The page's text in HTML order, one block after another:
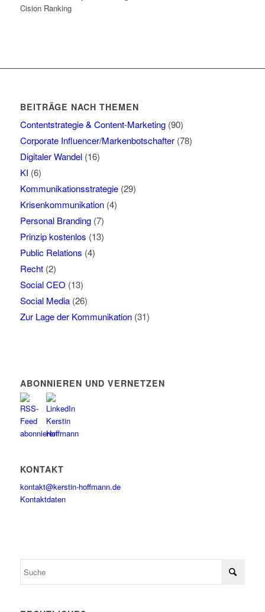
Cision Ranking
BEITRÄGE NACH THEMEN
Contentstrategie & Content-Marketing(90)
Corporate Influencer/Markenbotschafter(78)
Digitaler Wandel(16)
KI (6)
Kommunikationsstrategie(29)
Krisenkommunikation(4)
Personal Branding(7)
Prinzip kostenlos (13)
Public Relations (4)
Recht(2)
Social CEO (13)
Social Media(26)
Zur Lage der Kommunikation(31)
ABONNIEREN UND VERNETZEN
KONTAKT
kontakt@kerstin-hoffmann.de
Kontaktdaten